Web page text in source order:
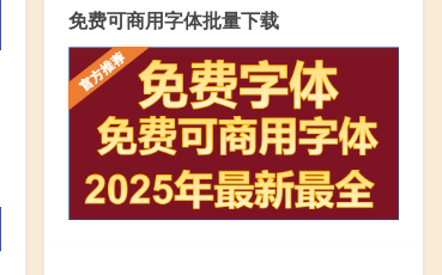
免费可商用字体批量下载